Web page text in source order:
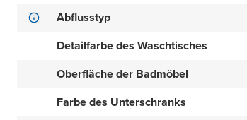
Abflusstyp
Detailfarbe des Waschtisches
Oberfläche der Badmöbel
Farbe des Unterschranks